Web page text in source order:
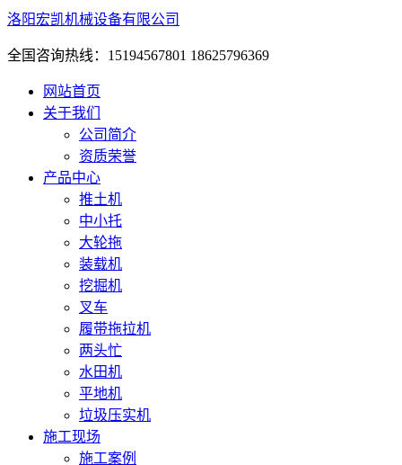
洛阳宏凯机械设备有限公司
全国咨询热线：15194567801 18625796369
网站首页
关于我们
公司简介
资质荣誉
产品中心
推土机
中小托
大轮拖
装载机
挖掘机
叉车
履带拖拉机
两头忙
水田机
平地机
垃圾压实机
施工现场
施工案例